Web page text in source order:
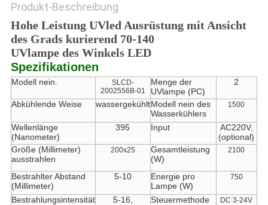
Produkt-Beschreibung
Hohe Leistung UVled Ausrüstung mit Ansicht
des Grads kurierend 70-140
UVlampe des Winkels LED
Spezifikationen
Modell nein.
SLCD-
2002556B-01
Menge der
UVlampe (PC)
2
Abkühlende Weise wassergekühltModell nein des
Wasserkühlers
1500
Wellenlänge
(Nanometer)
395 Input
AC220V,
(optional)
Größe (Millimeter)
ausstrahlen
200x25
Gesamtleistung
(W)
2100
Bestrahlter Abstand
(Millimeter)
5-10
Energie pro
Lampe (W)
750
Bestrahlungsintensität
5-16,
Steuermethode
DC 3-24V